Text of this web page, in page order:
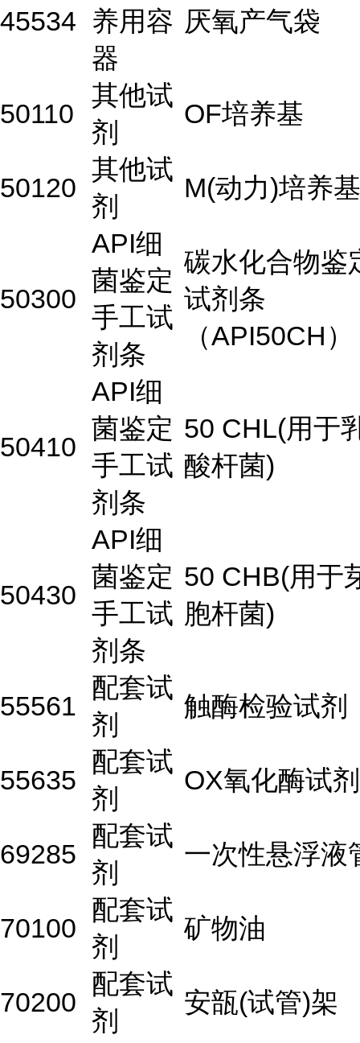
45534 养用容
器
厌氧产气袋
50110
其他试
剂
OF培养基
50120
其他试
剂
M(动力)培养基
50300
API细
菌鉴定
手工试
剂条
碳水化合物鉴
试剂条
（API50CH）
50410
API细
菌鉴定
手工试
剂条
50 CHL(用于
酸杆菌)
50430
API细
菌鉴定
手工试
剂条
50 CHB(用于
胞杆菌)
55561
配套试
剂
触酶检验试剂
55635
配套试
剂
OX氧化酶试剂
69285
配套试
剂
一次性悬浮液
70100
配套试
剂
矿物油
70200
配套试
剂
安瓿(试管)架